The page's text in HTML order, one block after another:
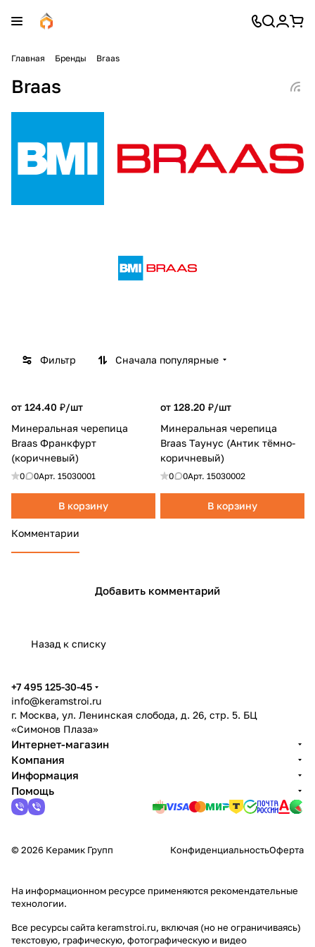
Главная Бренды Braas
Braas
Фильтр Сначала популярные
от 124.40 ₽/шт
Минеральная черепица
Braas Франкфурт
(коричневый)
0 0Арт. 15030001
В корзину
от 128.20 ₽/шт
Минеральная черепица
Braas Таунус (Антик тёмно-
коричневый)
0 0Арт. 15030002
В корзину
Комментарии
Добавить комментарий
Назад к списку
+7 495 125-30-45
info@keramstroi.ru
г. Москва, ул. Ленинская слобода, д. 26, стр. 5. БЦ
«Симонов Плаза»
Интернет-магазин
Компания
Информация
Помощь
© 2026 Керамик Групп КонфиденциальностьОферта
На информационном ресурсе применяются рекомендательные
технологии.
Все ресурсы сайта keramstroi.ru, включая (но не ограничиваясь)
текстовую, графическую, фотографическую и видео